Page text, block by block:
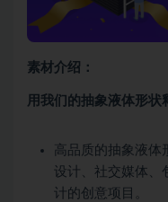
素材介绍：
用我们的抽象液体形状
高品质的抽象液体
设计、社交媒体、
计的创意项目。